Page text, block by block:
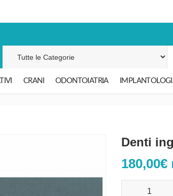
CRANI ODONTOIATRIA
Denti
180,00€